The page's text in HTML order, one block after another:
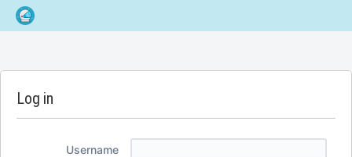
Log in
Username